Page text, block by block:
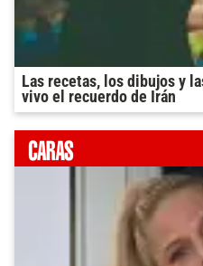
Las recetas, los dibujos y
vivo el recuerdo de Irán